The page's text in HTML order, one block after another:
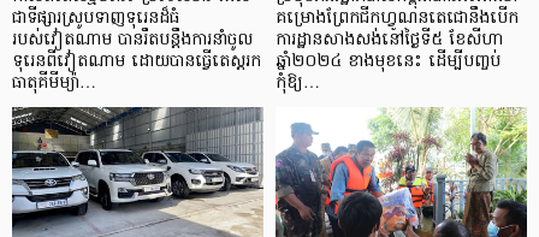
ជាទីផ្សារស្រូបទាញទុរេនដ៏ធំ
របស់វៀតណាម បានរឹតបន្តឹងការនាំចូល
ទុរេនពីវៀតណាម ដោយបានធ្វើតេស្តរក
ធាតុគីមីម្យ៉ា…
គម្រោងព្រែកជីកហ្វូណនតេជោនឹងបើក
ការដ្ឋានសាងសង់នៅថ្ងៃទី៥ ខែសីហា
ឆ្នាំ២០២៤ ខាងមុខនេះ ដើម្បីបញ្ចប់
កុំឱ្យ…